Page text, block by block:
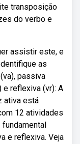
transposição
do verbo e
assistir este, e
as
passiva
reflexiva (vr): A
ativa está
12 atividades
fundamental
e reflexiva. Veja